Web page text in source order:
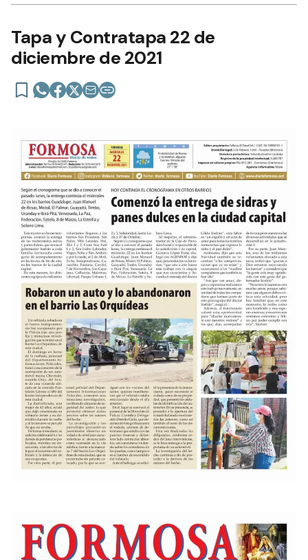
Tapa y Contratapa 22 de
diciembre de 2021